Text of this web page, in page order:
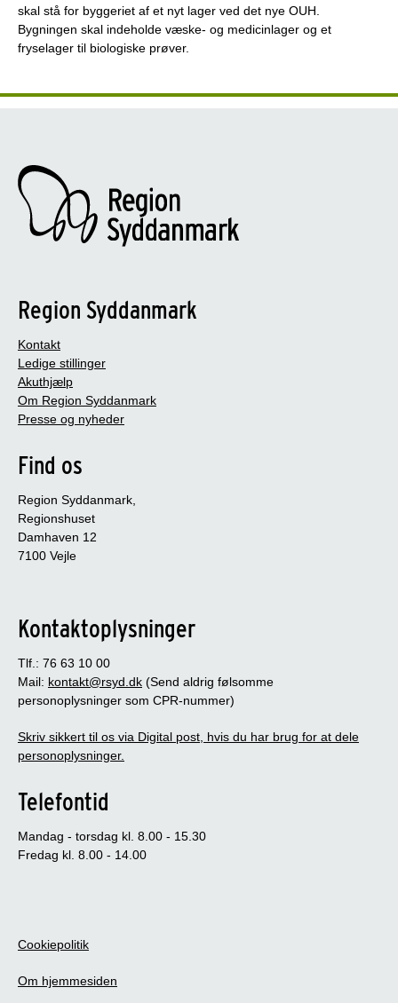
skal stå for byggeriet af et nyt lager ved det nye OUH.
Bygningen skal indeholde væske- og medicinlager og et
fryselager til biologiske prøver.
Region Syddanmark
Kontakt
Ledige stillinger
Akuthjælp
Om Region Syddanmark
Presse og nyheder
Find os
Region Syddanmark,
Regionshuset
Damhaven 12
7100 Vejle
Kontaktoplysninger
Tlf.: 76 63 10 00
Mail: kontakt@rsyd.dk (Send aldrig følsomme
personoplysninger som CPR-nummer)
Skriv sikkert til os via Digital post, hvis du har brug for at dele
personoplysninger.
Telefontid
Mandag - torsdag kl. 8.00 - 15.30
Fredag kl. 8.00 - 14.00
Cookiepolitik
Om hjemmesiden